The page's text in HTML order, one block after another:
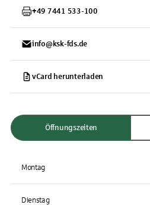
+49 7441 533-100
info@ksk-fds.de
vCard herunterladen
Öffnungszeiten
Montag
Dienstag